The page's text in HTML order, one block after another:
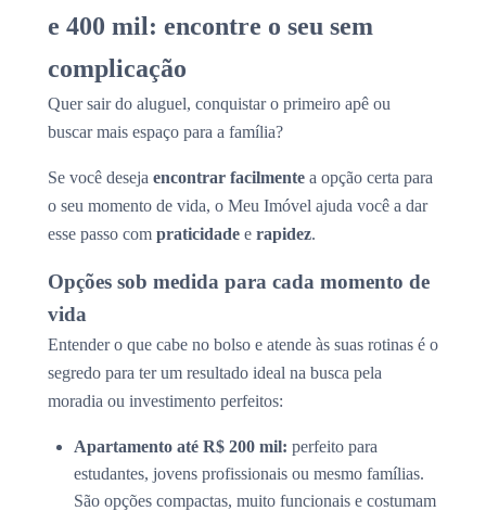
e 400 mil: encontre o seu sem
complicação
Quer sair do aluguel, conquistar o primeiro apê ou
buscar mais espaço para a família?
Se você deseja encontrar facilmente a opção certa para
o seu momento de vida, o Meu Imóvel ajuda você a dar
esse passo com praticidade e rapidez.
Opções sob medida para cada momento de
vida
Entender o que cabe no bolso e atende às suas rotinas é o
segredo para ter um resultado ideal na busca pela
moradia ou investimento perfeitos:
Apartamento até R$ 200 mil: perfeito para
estudantes, jovens profissionais ou mesmo famílias.
São opções compactas, muito funcionais e costumam